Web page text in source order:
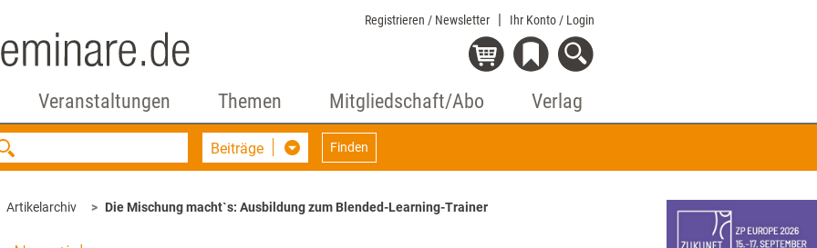
Registrieren / Newsletter Ihr Konto / Login
Veranstaltungen Themen Mitgliedschaft/Abo Verlag
Beiträge Finden
Artikelarchiv Die Mischung macht`s: Ausbildung zum Blended-Learning-Trainer